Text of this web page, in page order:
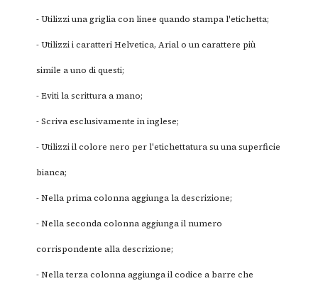
- Utilizzi una griglia con linee quando stampa l'etichetta;
- Utilizzi i caratteri Helvetica, Arial o un carattere più
simile a uno di questi;
- Eviti la scrittura a mano;
- Scriva esclusivamente in inglese;
- Utilizzi il colore nero per l'etichettatura su una superficie
bianca;
- Nella prima colonna aggiunga la descrizione;
- Nella seconda colonna aggiunga il numero
corrispondente alla descrizione;
- Nella terza colonna aggiunga il codice a barre che